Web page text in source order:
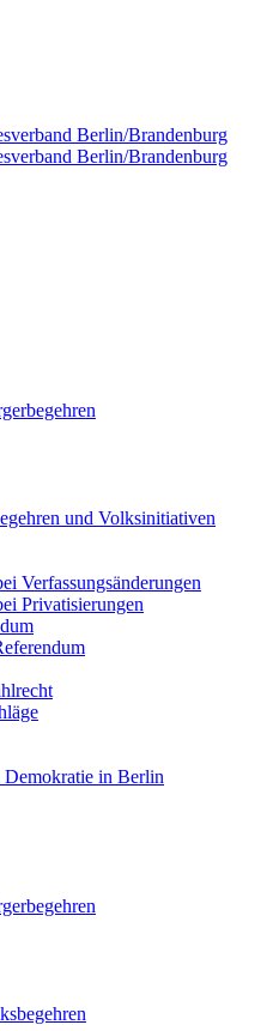
und Volksinitiativen
Verfassungsänderungen
Privatisierungen
in Berlin